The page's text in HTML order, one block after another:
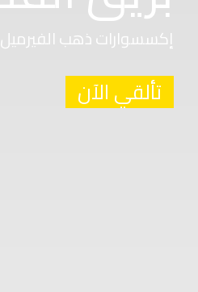
إكسسوارات ذهب الفيرميل
تألقي الآن